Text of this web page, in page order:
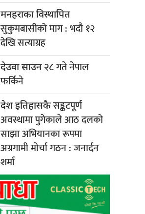
मनहराका विस्थापित
सुकुमबासीको माग : भदौ १२
देखि सत्याग्रह
देउवा साउन२८ गते नेपाल
फर्किने
देश इतिहासकैसङ्कटपूर्ण
अवस्थामा पुगेकाले आठ दलको
साझा अभियानका रूपमा
अग्रगामी मोर्चा गठन : जनार्दन
शर्मा